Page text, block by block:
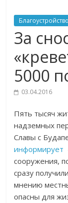
Благоустройство
За
5000
03.04.2016
Пять тысяч
надземных
Славы с
информирует
сооружения,
сразу
мнению
опасны для